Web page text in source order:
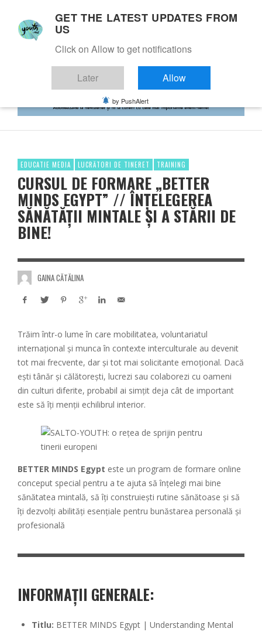
EDUCATIE MEDIA LUCRĂTORI DE TINERET TRAINING
CURSUL DE FORMARE „BETTER
MINDS EGYPT” // ÎNȚELEGEREA
SĂNĂTĂȚII MINTALE ȘI A STĂRII DE
BINE!
GAINA CĂTĂLINA
Trăim într-o lume în care mobilitatea, voluntariatul
internațional și munca în contexte interculturale au devenit
tot mai frecvente, dar și tot mai solicitante emoțional. Dacă
ești tânăr și călătorești, lucrezi sau colaborezi cu oameni
din culturi diferite, probabil ai simțit deja cât de important
este să îți menții echilibrul interior.
BETTER MINDS Egypt este un program de formare online
conceput special pentru a te ajuta să înțelegi mai bine
sănătatea mintală, să îți construiești rutine sănătoase și să
îți dezvolți abilități esențiale pentru bunăstarea personală și
profesională
INFORMAȚII GENERALE:
Titlu: BETTER MINDS Egypt | Understanding Mental
GET THE LATEST UPDATES FROM
US
Click on Allow to get notifications
Later Allow
by PushAlert